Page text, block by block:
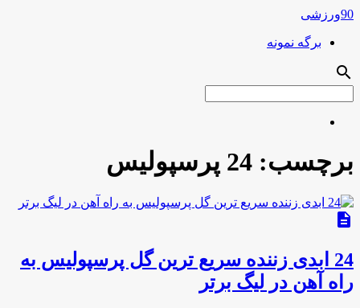
90ورزشی
برگه نمونه
search
برچسب: 24 پرسپولیس
description
24 ابدی زننده سریع ترین گل پرسپولیس به
راه آهن در لیگ برتر